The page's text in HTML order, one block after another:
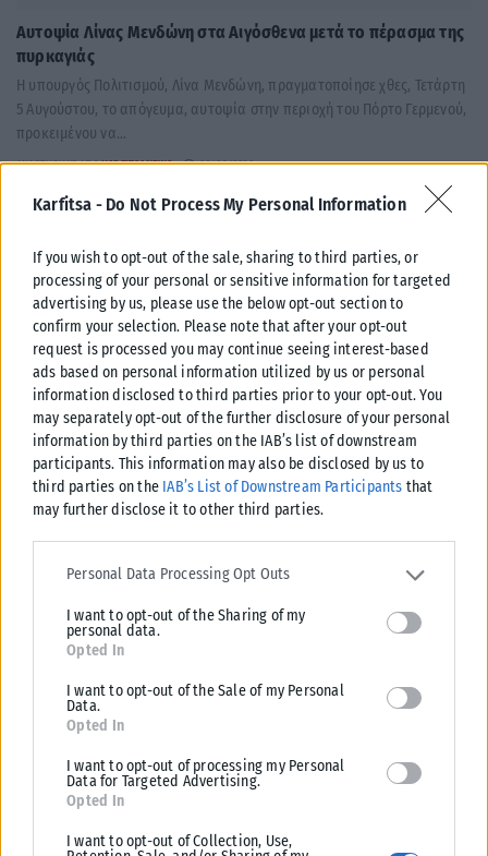
Karfitsa - Do Not Process My Personal Information
If you wish to opt-out of the sale, sharing to third parties, or
processing of your personal or sensitive information for targeted
advertising by us, please use the below opt-out section to
confirm your selection. Please note that after your opt-out
request is processed you may continue seeing interest-based
ads based on personal information utilized by us or personal
information disclosed to third parties prior to your opt-out. You
may separately opt-out of the further disclosure of your personal
information by third parties on the IAB’s list of downstream
participants. This information may also be disclosed by us to
third parties on the IAB’s List of Downstream Participants that
may further disclose it to other third parties.
Please note that this website/app uses one or more Google
services and may gather and store information including but not
deny consent to Google and its third-party tags to use your data
for below specified purposes in below Google consent section.
Personal Data Processing Opt Outs
I want to opt-out of the Sharing of my
personal data.
Opted In
I want to opt-out of the Sale of my Personal
Data.
Opted In
I want to opt-out of processing my Personal
Data for Targeted Advertising.
Opted In
I want to opt-out of Collection, Use,
Αυτοψία Λίνας Μενδώνη στα Αιγόσθενα μετά το πέρασμα της
πυρκαγιάς
Η υπουργός Πολιτισμού, Λίνα Μενδώνη, πραγματοποίησε χθες, Τετάρτη
5 Αυγούστου, το απόγευμα, αυτοψία στην περιοχή του Πόρτο Γερμενού,
προκειμένου να...
ΑΝΑΡΤΉΘΗΚΕ ΑΠΌKARFITSANEWS 06/08/2026
LIFESTYLE
Χαλκιδική: Γιόγκα και φιλοζωία στην πρώτη συνεδρία Puppy
Yoga με διασωθέντα κουτάβια
φιλοζωική προσφορά έρχεται για πρώτη φορά στη Χαλκιδική. Την...
ΑΝΑΡΤΉΘΗΚΕ ΑΠΌ KARFITSANEWS